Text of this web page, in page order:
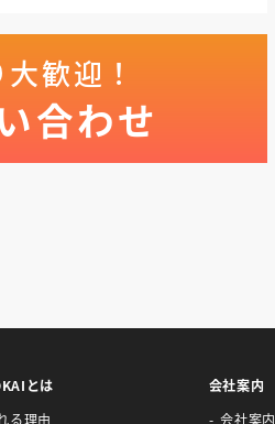
歓迎！
合わせ
とは
る理由
会社案内
会社案内